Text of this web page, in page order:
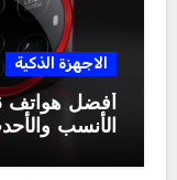
الاجهزة الذكية
الأنسب